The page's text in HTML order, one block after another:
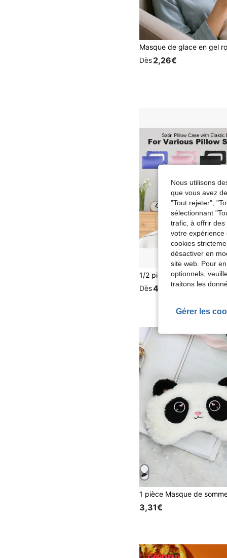
Dès2,26€
Dès4,43€
3,31€
Nous utilisons
que vous avez
"Tout rejeter",
sélectionnant
trafic, à offrir
votre expérience
cookies
désactiver en
site web. Pour
optionnels,
traitons les
Gérer les